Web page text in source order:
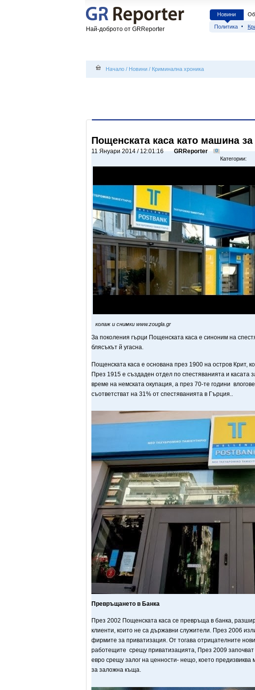
Най-доброто от GRReporter
Новини
Политика
Начало / Новини / Криминална хроника
Пощенската каса като машина
11 Януари 2014 / 12:01:16 GRReporter 0
колаж и снимки www.zougla.gr
За поколения гърци Пощенската каса е синоним на
блясъкът й угасна.
Пощенската каса е основана през 1900 на остров Крит,
През 1915 е създаден отдел по спестяванията и касата
време на немската окупация, а през 70-те години
съответстват на 31% от спестяванията в Гърция..
Превръщането в Банка
През 2002 Пощенската каса се превръща в банка,
клиенти, които не са държавни служители. През 2006
фирмите за приватизация. От тогава отрицателните
работещите срещу приватизацията, През 2009
евро срещу залог на ценности- нещо, което предизвиква
за заложна къща.
Категории: